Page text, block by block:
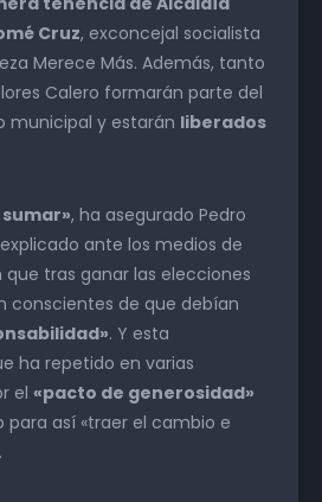
Cruz, exconcejal socialista
Merece Más. Además, tanto
Calero formarán parte del
municipal y estarán liberados
, ha asegurado Pedro
ante los medios de
tras ganar las elecciones
conscientes de que debían
. Y esta
ha repetido en varias
el «pacto de generosidad»
para así «traer el cambio e